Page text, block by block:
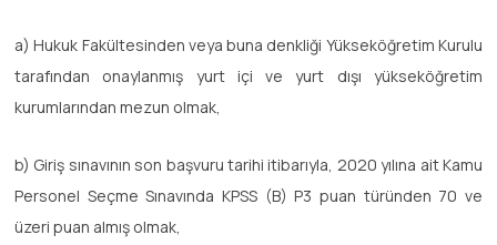
a) Hukuk Fakültesinden veya buna denkliği Yükseköğretim Kurulu
tarafından onaylanmış yurt içi ve yurt dışı yükseköğretim
kurumlarından mezun olmak,
b) Giriş sınavının son başvuru tarihi itibarıyla, 2020 yılına ait Kamu
Personel Seçme Sınavında KPSS (B) P3 puan türünden 70 ve
üzeri puan almış olmak,